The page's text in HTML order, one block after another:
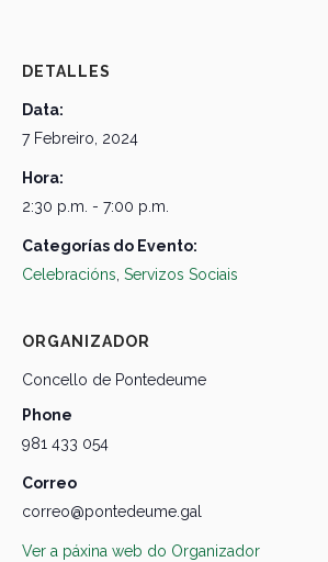
DETALLES
Data:
7 Febreiro, 2024
Hora:
2:30 p.m. - 7:00 p.m.
Categorías do Evento:
Celebracións, Servizos Sociais
ORGANIZADOR
Concello de Pontedeume
Phone
981 433 054
Correo
correo@pontedeume.gal
Ver a páxina web do Organizador